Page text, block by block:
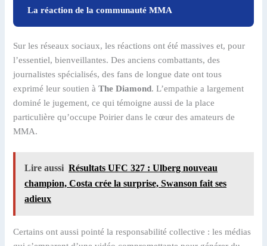
La réaction de la communauté MMA
Sur les réseaux sociaux, les réactions ont été massives et, pour
l’essentiel, bienveillantes. Des anciens combattants, des
journalistes spécialisés, des fans de longue date ont tous
exprimé leur soutien àThe Diamond. L’empathie a largement
dominé le jugement, ce qui témoigne aussi de la place
particulière qu’occupe Poirier dans le cœur des amateurs de
MMA.
Lire aussi Résultats UFC 327 : Ulberg nouveau
champion, Costa crée la surprise, Swanson fait ses
adieux
Certains ont aussi pointé la responsabilité collective : les médias